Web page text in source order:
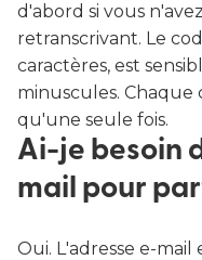
d'abord si vous
retranscrivant. Le
caractères, est
minuscules.
qu'une seule fois.
Ai-je besoin
mail pour
Oui. L'adresse e-mail